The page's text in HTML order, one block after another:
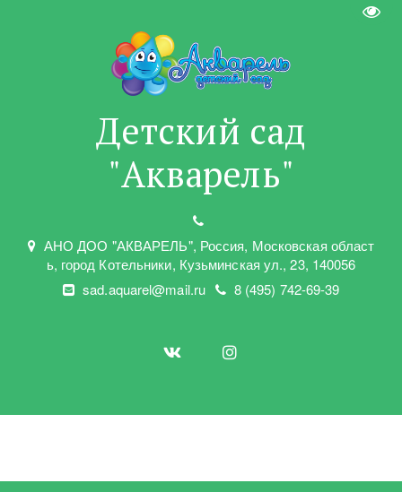
Детский сад
"Акварель"
АНО ДОО "АКВАРЕЛЬ", Россия, Московская област
ь, город Котельники, Кузьминская ул.,23, 140056
sad.aquarel@mail.ru
8 (495) 742-69-39